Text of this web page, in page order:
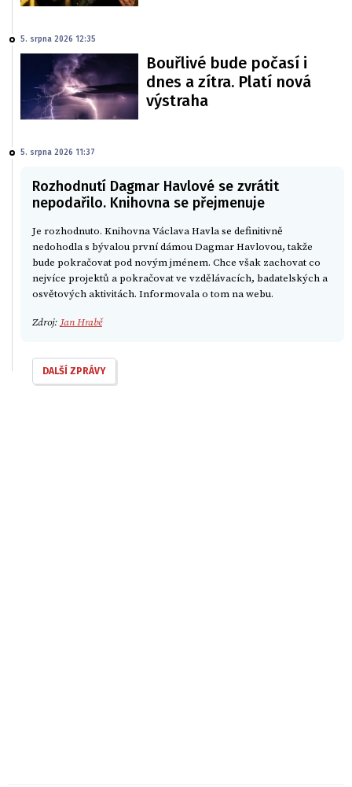
5. srpna 2026 12:35
Bouřlivé bude počasí i
dnes a zítra. Platí nová
výstraha
5. srpna 2026 11:37
Rozhodnutí Dagmar Havlové se zvrátit
nepodařilo. Knihovna se přejmenuje
Je rozhodnuto. Knihovna Václava Havla se definitivně
nedohodla s bývalou první dámou Dagmar Havlovou, takže
bude pokračovat pod novým jménem. Chce však zachovat co
nejvíce projektů a pokračovat ve vzdělávacích, badatelských a
osvětových aktivitách. Informovala o tom na webu.
Zdroj: Jan Hrabě
DALŠÍ ZPRÁVY